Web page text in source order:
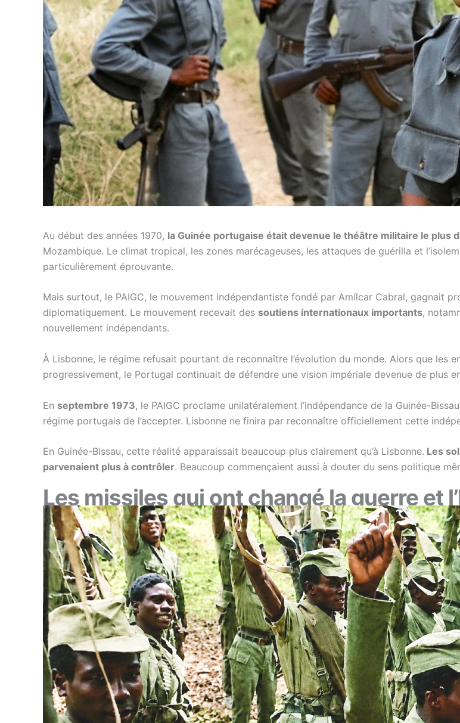
Au début des années 1970, la Guinée portugaise était devenue le théâtre militaire le plus
Mozambique. Le climat tropical, les zones marécageuses, les attaques de guérilla et
particulièrement éprouvante.
Mais surtout, le PAIGC, le mouvement indépendantiste fondé par Amílcar Cabral, gagnait
diplomatiquement. Le mouvement recevait des soutiens internationaux importants,
nouvellement indépendants.
À Lisbonne, le régime refusait pourtant de reconnaître l’évolution du monde. Alors que les
progressivement, le Portugal continuait de défendre une vision impériale devenue de plus
En septembre 1973, le PAIGC proclame unilatéralement l’indépendance de la Guinée-
régime portugais de l’accepter. Lisbonne ne finira par reconnaître officiellement cette
En Guinée-Bissau, cette réalité apparaissait beaucoup plus clairement qu’à Lisbonne. Les
parvenaient plus à contrôler. Beaucoup commençaient aussi à douter du sens politique
Les missiles qui ont changé la guerre et